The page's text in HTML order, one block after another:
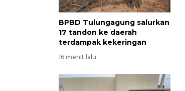
BPBD Tulungagung salurkan
17 tandon ke daerah
terdampak kekeringan
16 menit lalu